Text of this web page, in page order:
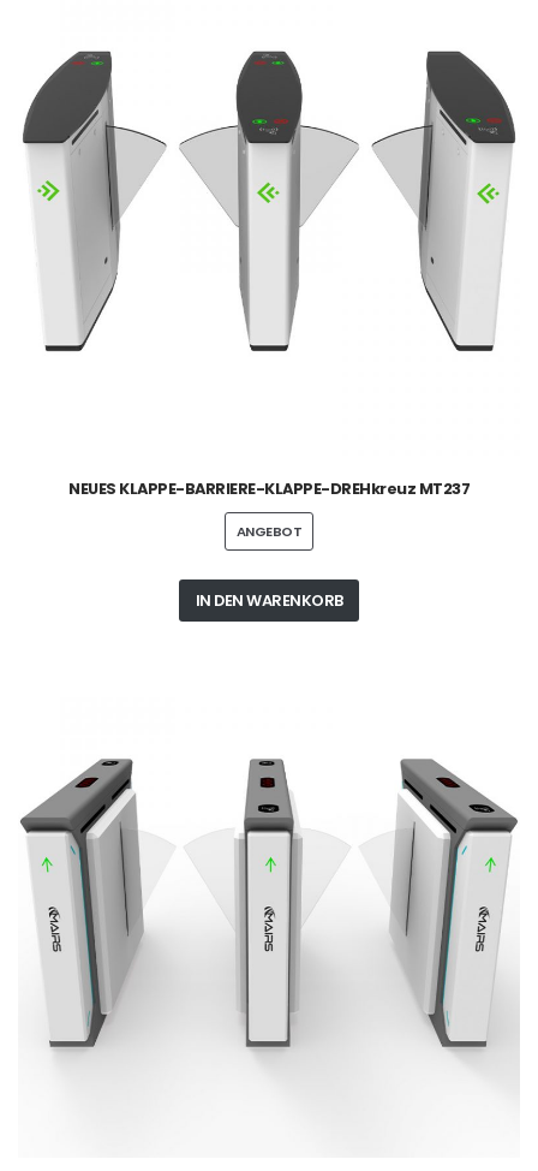
NEUES KLAPPE-BARRIERE-KLAPPE-DREHkreuz MT237
ANGEBOT
IN DEN WARENKORB